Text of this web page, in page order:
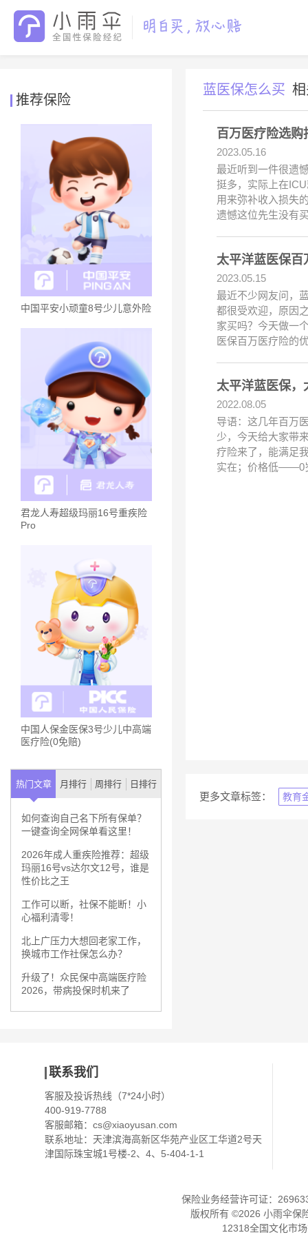
推荐保险
中国平安小顽童8号少儿意外险
君龙人寿超级玛丽16号重疾险
Pro
中国人保金医保3号少儿中高端
医疗险(0免赔)
热门文章 月排行 周排行 日排行
如何查询自己名下所有保单？
一键查询全网保单看这里！
2026年成人重疾险推荐：超级
玛丽16号vs达尔文12号，谁是
性价比之王
工作可以断，社保不能断！小
心福利清零！
北上广压力大想回老家工作，
换城市工作社保怎么办？
升级了！众民保中高端医疗险
2026，带病投保时机来了
蓝医保怎么买
百万医疗险选
2023.05.16
最近听到一件很遗
挺多，实际上在
用来弥补收入损失
遗憾这位先生没有
太平洋蓝医保
2023.05.15
最近不少网友问，
都很受欢迎，原因
家买吗？今天做一
医保百万医疗险的
太平洋蓝医保，
2022.08.05
导语：这几年百万
少，今天给大家带
疗险来了，能满足
实在；价格低——0
更多文章标签： 教育
联系我们
客服及投诉热线（7*24小时）
400-919-7788
客服邮箱： cs@xiaoyusan.com
联系地址：天津滨海高新区华苑产业区工华道2号天
津国际珠宝城1号楼-2、4、5-404-1-1
保险业务经营许可证：
版权所有 ©2026 小雨伞保
12318全国文化市